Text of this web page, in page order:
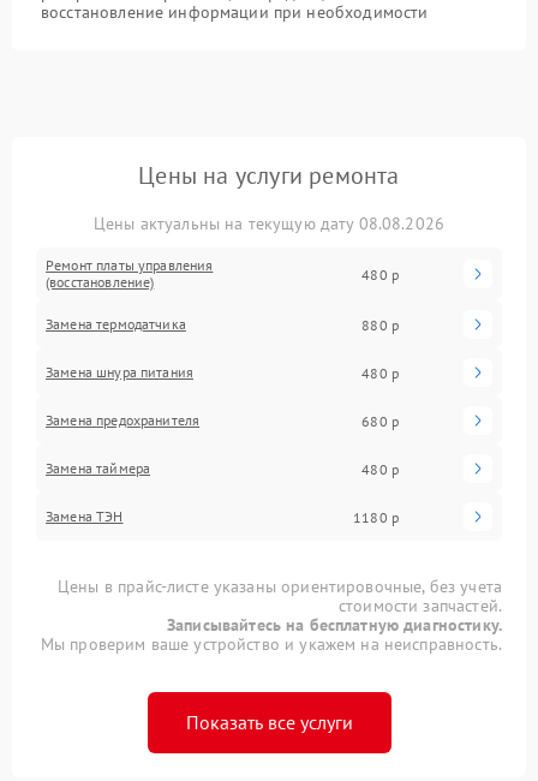
восстановление информации при необходимости
Цены на услуги ремонта
Цены актуальны на текущую дату 08.08.2026
Ремонт платы управления
(восстановление)
480 р
Замена термодатчика 880 р
Замена шнура питания 480 р
Замена предохранителя 680 р
Замена таймера 480 р
Замена ТЭН 1180 р
Цены в прайс-листе указаны ориентировочные, без учета
стоимости запчастей.
Записывайтесь на бесплатную диагностику.
Мы проверим ваше устройство и укажем на неисправность.
Показать все услуги